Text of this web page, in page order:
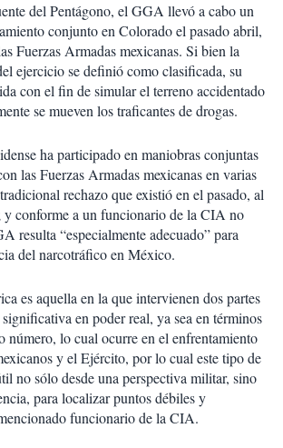
del Pentágono, el GGA llevó a cabo un
conjunto en Colorado el pasado abril,
Fuerzas Armadas mexicanas. Si bien la
ejercicio se definió como clasificada, su
con el fin de simular el terreno accidentado
se mueven los traficantes de drogas.
ha participado en maniobras conjuntas
las Fuerzas Armadas mexicanas en varias
rechazo que existió en el pasado, al
y conforme a un funcionario de la CIA no
resulta “especialmente adecuado” para
del narcotráfico en México.
es aquella en la que intervienen dos partes
en poder real, ya sea en términos
número, lo cual ocurre en el enfrentamiento
y el Ejército, por lo cual este tipo de
no sólo desde una perspectiva militar, sino
para localizar puntos débiles y
funcionario de la CIA.